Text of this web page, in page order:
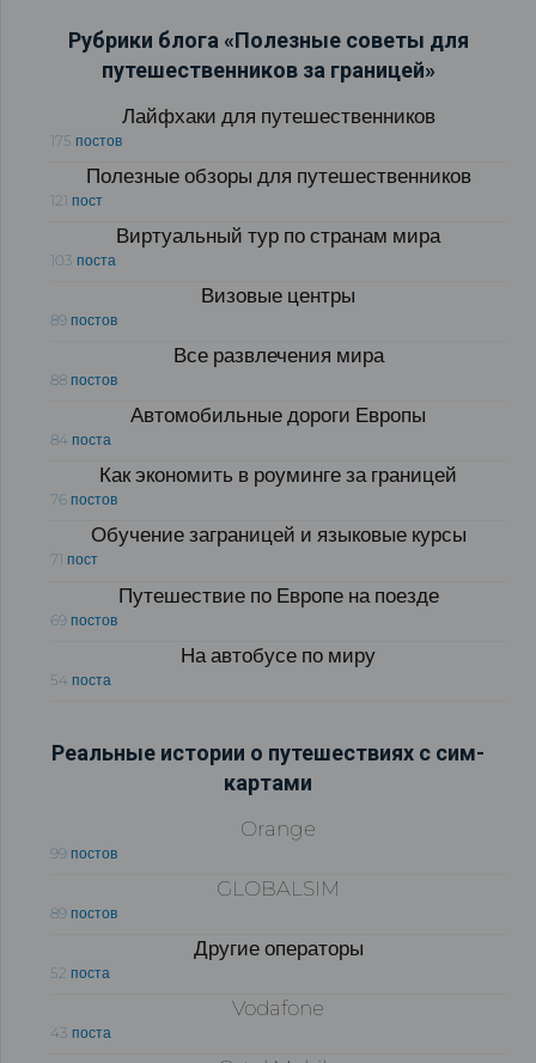
Рубрики блога «Полезные советы для
путешественников за границей»
Лайфхаки для путешественников
175 постов
Полезные обзоры для путешественников
121 пост
Виртуальный тур по странам мира
103 поста
Визовые центры
89 постов
Все развлечения мира
88 постов
Автомобильные дороги Европы
84 поста
Как экономить в роуминге за границей
76 постов
Обучение заграницей и языковые курсы
71 пост
Путешествие по Европе на поезде
69 постов
На автобусе по миру
54 поста
Реальные истории о путешествиях с сим-
картами
Orange
99 постов
GLOBALSIM
89 постов
Другие операторы
52 поста
Vodafone
43 поста